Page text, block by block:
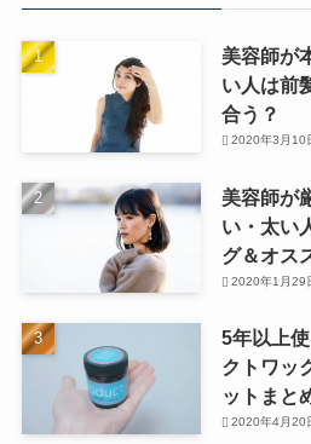
美容師が
い人は前
合う？
2020年3月10
美容師が
い・太い
グ＆オス
2020年1月29
5年以上
クトワッ
ットまと
2020年4月20